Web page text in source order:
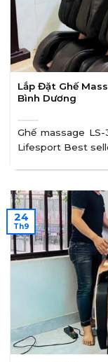
Lắp Đặt Ghế
Bình Dương
Ghế massage
Lifesport Best
24
Th9